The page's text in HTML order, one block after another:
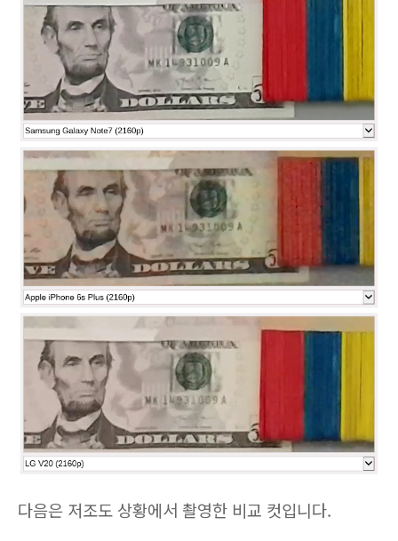
다음은 저조도 상황에서 촬영한 비교 컷입니다.